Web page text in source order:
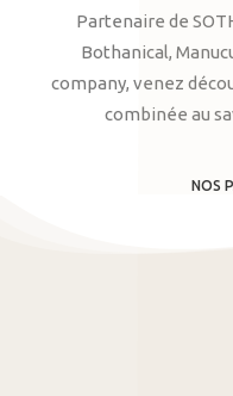
Partenaire de
Bothanical,
company, venez
combinée au
NOS